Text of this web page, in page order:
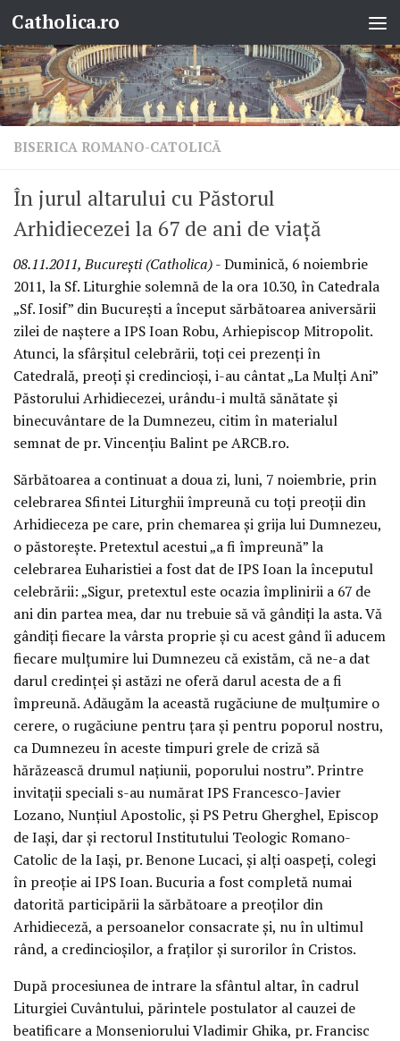
Skip to content
Catholica.ro
BISERICA ROMANO-CATOLICĂ
În jurul altarului cu Păstorul
Arhidiecezei la 67 de ani de viaţă
08.11.2011, Bucureşti (Catholica)- Duminică, 6 noiembrie
2011, la Sf. Liturghie solemnă de la ora 10.30, în Catedrala
„Sf. Iosif” din Bucureşti a început sărbătoarea aniversării
zilei de naştere a IPS Ioan Robu, Arhiepiscop Mitropolit.
Atunci, la sfârşitul celebrării, toţi cei prezenţi în
Catedrală, preoţi şi credincioşi, i-au cântat „La Mulţi Ani”
Păstorului Arhidiecezei, urându-i multă sănătate şi
binecuvântare de la Dumnezeu, citim în materialul
semnat de pr. Vincenţiu Balint pe ARCB.ro.
Sărbătoarea a continuat a doua zi, luni, 7 noiembrie, prin
celebrarea Sfintei Liturghii împreună cu toţi preoţii din
Arhidieceza pe care, prin chemarea şi grija lui Dumnezeu,
o păstoreşte. Pretextul acestui „a fi împreună” la
celebrarea Euharistiei a fost dat de IPS Ioan la începutul
celebrării: „Sigur, pretextul este ocazia împlinirii a 67 de
ani din partea mea, dar nu trebuie să vă gândiţi la asta. Vă
gândiţi fiecare la vârsta proprie şi cu acest gând îi aducem
fiecare mulţumire lui Dumnezeu că existăm, că ne-a dat
darul credinţei şi astăzi ne oferă darul acesta de a fi
împreună. Adăugăm la această rugăciune de mulţumire o
cerere, o rugăciune pentru ţara şi pentru poporul nostru,
ca Dumnezeu în aceste timpuri grele de criză să
hărăzească drumul naţiunii, poporului nostru”. Printre
invitaţii speciali s-au numărat IPS Francesco-Javier
Lozano, Nunţiul Apostolic, şi PS Petru Gherghel, Episcop
de Iaşi, dar şi rectorul Institutului Teologic Romano-
Catolic de la Iaşi, pr. Benone Lucaci, şi alţi oaspeţi, colegi
în preoţie ai IPS Ioan. Bucuria a fost completă numai
datorită participării la sărbătoare a preoţilor din
Arhidieceză, a persoanelor consacrate şi, nu în ultimul
rând, a credincioşilor, a fraţilor şi surorilor în Cristos.
După procesiunea de intrare la sfântul altar, în cadrul
Liturgiei Cuvântului, părintele postulator al cauzei de
beatificare a Monseniorului Vladimir Ghika, pr. Francisc